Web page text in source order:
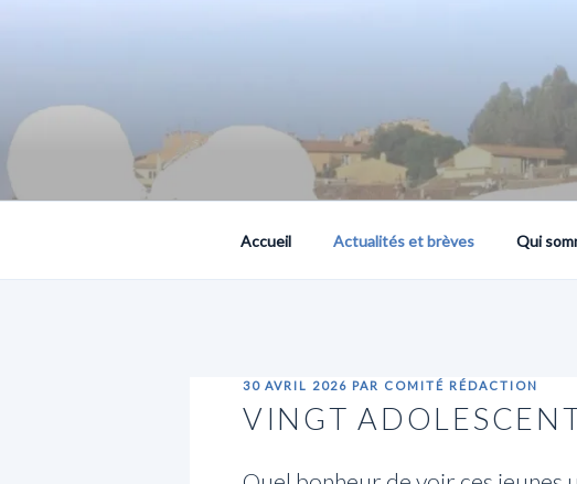
PLACE PUBLIQUE,
Accueil Actualités et brèves Qui
PUBLIÉ
30 AVRIL 2026 PAR COMITÉ RÉDACTION
VINGT